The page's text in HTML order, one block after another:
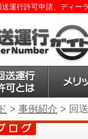
運行許可申請、ディー
> 事例紹介 > 回